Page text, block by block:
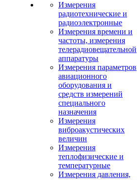
Измерения
радиотехнические и
радиоэлектронные
Измерения времени и
частоты, измерения
телерадиовещательной
аппаратуры
Измерения параметров
авиационного
оборудования и
средств измерений
специального
назначения
Измерения
виброакустических
величин
Измерения
теплофизические и
температурные
Измерения давления,